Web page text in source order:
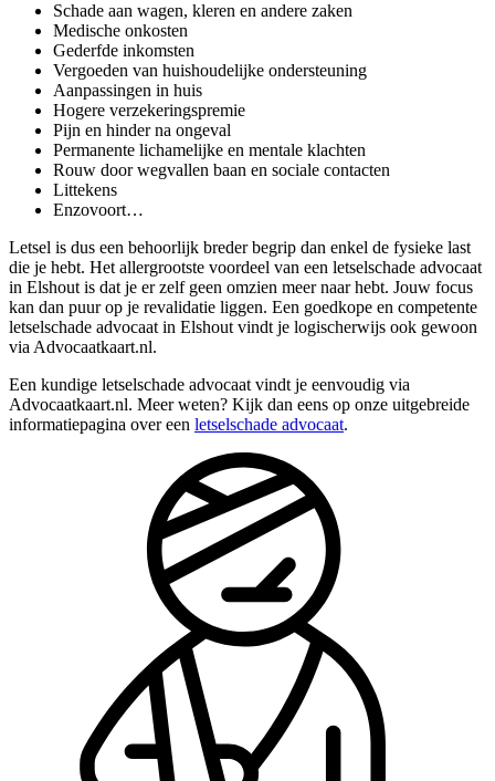
Schade aan wagen, kleren en andere zaken
Medische onkosten
Gederfde inkomsten
Vergoeden van huishoudelijke ondersteuning
Aanpassingen in huis
Hogere verzekeringspremie
Pijn en hinder na ongeval
Permanente lichamelijke en mentale klachten
Rouw door wegvallen baan en sociale contacten
Littekens
Enzovoort…
Letsel is dus een behoorlijk breder begrip dan enkel de fysieke last
die je hebt. Het allergrootste voordeel van een letselschade advocaat
in Elshout is dat je er zelf geen omzien meer naar hebt. Jouw focus
kan dan puur op je revalidatie liggen. Een goedkope en competente
letselschade advocaat in Elshout vindt je logischerwijs ook gewoon
via Advocaatkaart.nl.
Een kundige letselschade advocaat vindt je eenvoudig via
Advocaatkaart.nl. Meer weten? Kijk dan eens op onze uitgebreide
informatiepagina over een letselschade advocaat.